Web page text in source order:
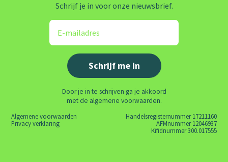
Schrijf je in voor onze nieuwsbrief.
Door je in te schrijven ga je akkoord
met de algemene voorwaarden.
Algemene voorwaarden
Privacy verklaring
Handelsregisternummer 17211160
AFMnummer 12046937
Kifidnummer 300.017555